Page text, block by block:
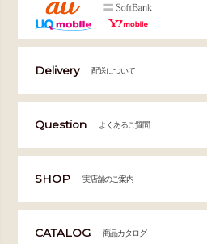
Delivery 配送について
Question よくあるご質問
SHOP 実店舗のご案内
CATALOG 商品カタログ